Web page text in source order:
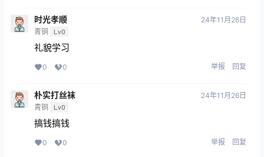
时光孝顺
青铜 Lv0
24年11月26日
礼貌学习
0 0 举报 回复
朴实打丝袜
青铜 Lv0
24年11月26日
搞钱搞钱
0 0 举报 回复